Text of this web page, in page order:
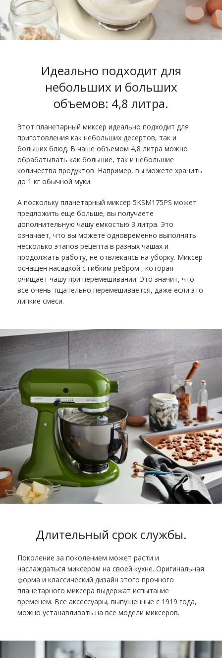
Идеально подходит для
небольших и больших
объемов: 4,8 литра.
Этот планетарный миксер идеально подходит для
приготовления как небольших десертов, так и
больших блюд. В чаше объемом 4,8 литра можно
обрабатывать как большие, так и небольшие
количества продуктов. Например, вы можете хранить
до 1 кг обычной муки.
А поскольку планетарный миксер 5KSM175PS может
предложить еще больше, вы получаете
дополнительную чашу емкостью 3 литра. Это
означает, что вы можете одновременно выполнять
несколько этапов рецепта в разных чашах и
продолжать работу, не отвлекаясь на уборку. Миксер
оснащен насадкой с гибким ребром , которая
очищает чашу при перемешивании. Это значит, что
все очень тщательно перемешивается, даже если это
липкие смеси.
Длительный срок службы.
Поколение за поколением может расти и
наслаждаться миксером на своей кухне. Оригинальная
форма и классический дизайн этого прочного
планетарного миксера выдержат испытание
временем. Все аксессуары, выпущенные с 1919 года,
можно устанавливать на все модели миксеров.